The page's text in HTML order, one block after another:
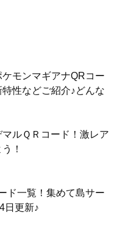
ケモンマギアナQRコー
性などご紹介♪どんな
マルＱＲコード！激レア
！
ド一覧！集めて島サー
日更新♪